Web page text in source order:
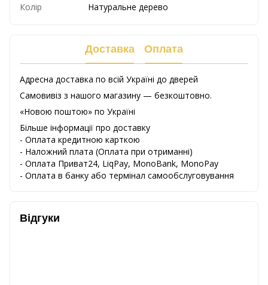
Колір
Натуральне дерево
Доставка Оплата
Адресна доставка по всій Україні до дверей
Самовивіз з нашого магазину — безкоштовно.
«Новою поштою» по Україні
Більше інформації про доставку
- Оплата кредитною карткою
- Наложний плата (Оплата при отриманні)
- Оплата Приват24, LiqPay, MonoBank, MonoPay
- Оплата в банку або термінал самообслуговування
Відгуки